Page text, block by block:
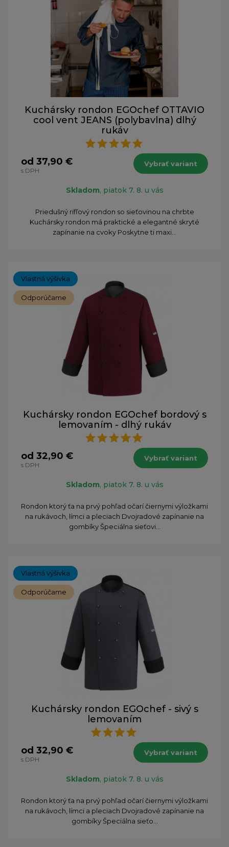
Kuchársky rondon EGOchef OTTAVIO
cool vent JEANS (polybavlna) dlhý
rukáv
od 37,90 €
s DPH
Vybrať variant
Skladom, piatok 7. 8. u vás
​Priedušný rifľový rondon so sieťovinou na chrbte
Kuchársky rondon má praktické a elegantné skryté
zapínanie na cvoky Poskytne ti maxi...
Vlastná výšivka
Odporúčame
Kuchársky rondon EGOchef bordový s
lemovaním - dlhý rukáv
od 32,90 €
s DPH
Vybrať variant
Skladom, piatok 7. 8. u vás
Rondon ktorý ťa na prvý pohľad očarí čiernymi výložkami
na rukávoch, límci a pleciach Dvojradové zapínanie na
gombíky Špeciálna sieťovi...
Vlastná výšivka
Odporúčame
Kuchársky rondon EGOchef - sivý s
lemovaním
od 32,90 €
s DPH
Vybrať variant
Skladom, piatok 7. 8. u vás
​Rondon ktorý ťa na prvý pohľad očarí čiernymi výložkami
na rukávoch, límci a pleciach Dvojradové zapínanie na
gombíky Špeciálna sieťo...